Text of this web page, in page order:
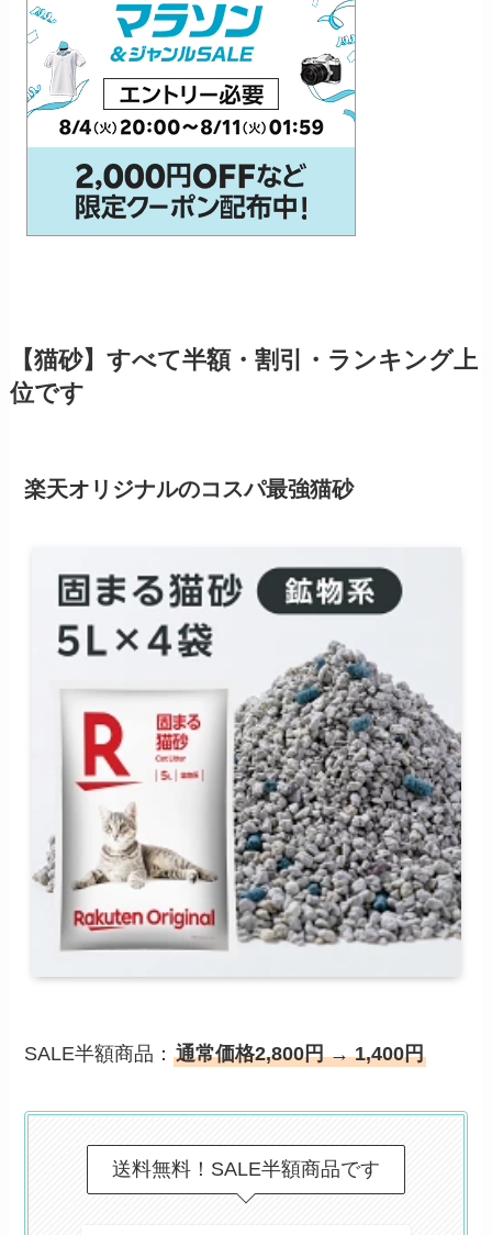
【猫砂】すべて半額・割引・ランキング上
位です
楽天オリジナルのコスパ最強猫砂
SALE半額商品：通常価格2,800円 → 1,400円
送料無料！SALE半額商品です